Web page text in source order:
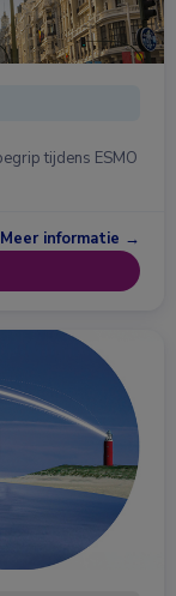
tijdens ESMO
Meer informatie →